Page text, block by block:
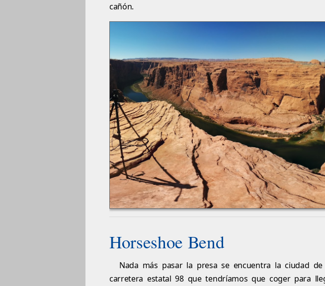
cañón.
Horseshoe Bend
Nada más pasar la presa se encuentra la ciudad
carretera estatal 98 que tendríamos que coger para